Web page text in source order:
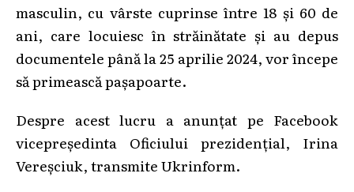
masculin, cu vârste cuprinse între 18 și 60 de
ani, care locuiesc în străinătate și au depus
documentele până la 25 aprilie 2024, vor începe
să primească pașapoarte.
Despre acest lucru a anunțat pe Facebook
vicepreședinta Oficiului prezidențial, Irina
Vereșciuk, transmite Ukrinform.